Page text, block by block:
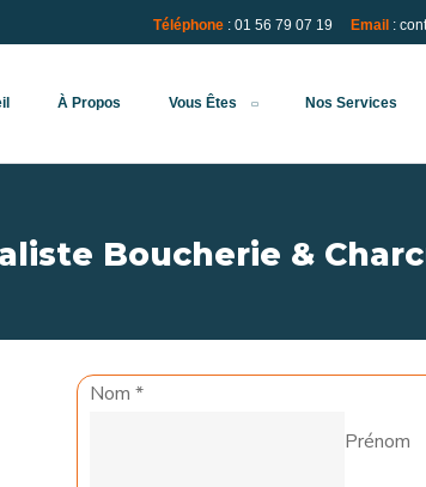
Téléphone: 01 56 79 07 19 Email :
À Propos Vous Êtes Nos Services
Boucherie &
Nom *
Prénom